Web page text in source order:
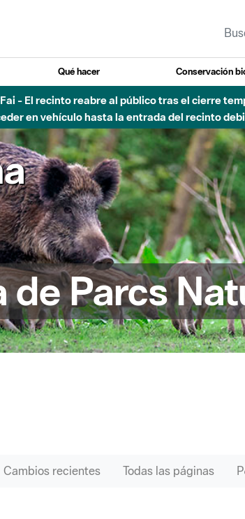
Qué hacer Conservación
- El recinto reabre al público tras el cierre
en vehículo hasta la entrada del recinto
de Parcs
Cambios recientes Todas las páginas